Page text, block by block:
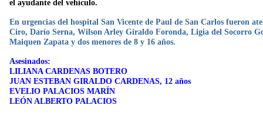
el ayudante del vehículo.
En urgencias del hospital San Vicente de Paul de San Carlos fueron
Ciro, Darío Serna, Wilson Arley Giraldo Foronda, Ligia del Socorro
Maiquen Zapata y dos menores de 8 y 16 años.
Asesinados:
LILIANA CARDENAS BOTERO
JUAN ESTEBAN GIRALDO CARDENAS, 12 años
EVELIO PALACIOS MARÍN
LEÓN ALBERTO PALACIOS